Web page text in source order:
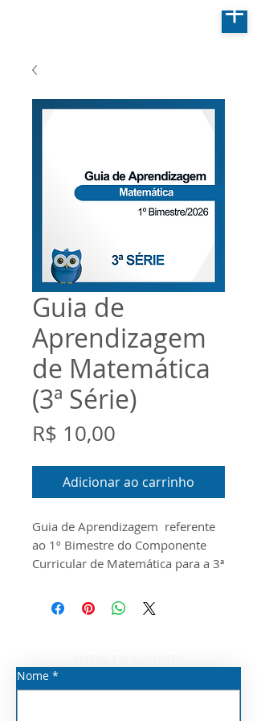
Guia de
Aprendizagem
de Matemática
(3ª Série)
R$ 10,00
Adicionar ao carrinho
Guia de Aprendizagem referente
ao 1º Bimestre do Componente
Curricular de Matemática para a 3ª
documento foi produzido
conforme o Guia do Currículo
Seduc/SP para o ano de 2026.
Nome *